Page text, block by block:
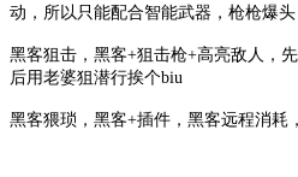
动，所以只能配合智能武器，枪枪爆头
黑客狙击，黑客+狙击枪+高亮敌人，
后用老婆狙潜行挨个biu
黑客猥琐，黑客+插件，黑客远程消耗